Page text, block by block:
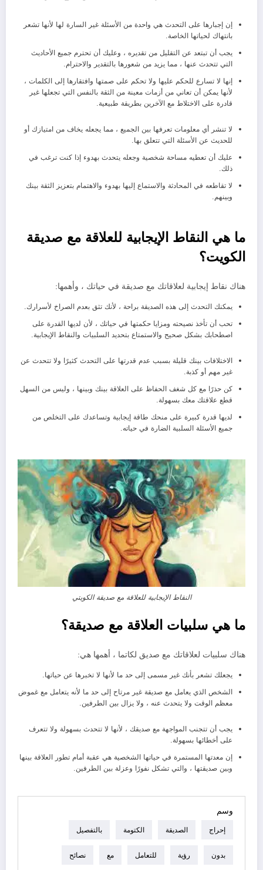
إن إجبارها على التحدث هي واحدة من الأسئلة غير السارة لها لأنها تشعر
بانتهاك لحياتها الخاصة.
يجب أن تبتعد عن التقليل من تقديره ، وعليك أن تحترم جميع الأحاديث
التي تتحدث عنها ، مما يزيد من شعورها بالتقدير والاحترام.
إنها لا تسارع للحكم عليها ولا تحكم على صمتها وافتقارها إلى الكلمات ،
لأنها يمكن أن تعاني من أزمات معينة من الثقة بالنفس التي تجعلها غير
قادرة على الاختلاط مع الآخرين بطريقة طبيعية.
لا تنشر أي معلومات تعرفها بين الجميع ، مما يجعله يخاف من امتيازك أو
للحديث عن الأسئلة التي تتعلق بها.
عليك أن تعطيه مساحة شخصية وجعله يتحدث بهدوء إذا كنت ترغب في
ذلك.
لا تقاطعه في المحادثة والاستماع إليها بهدوء والاهتمام بتعزيز الثقة بينك
وبينهم.
ما هي النقاط الإيجابية للعلاقة مع صديقة
الكويت؟
هناك نقاط إيجابية لعلاقاتك مع صديقة في حياتك ، وأهمها:
يمكنك التحدث إلى هذه الصديقة براحة ، لأنك تثق بعدم الصراخ لأسرارك.
تحب أن تأخذ نصيحته ومزايا حكمتها في حياتك ، لأن لديها القدرة على
اصطحابك بشكل صحيح والاستمتاع بتحديد السلبيات والنقاط الإيجابية.
الاختلافات بينك قليلة بسبب عدم قدرتها على التحدث كثيرًا ولا تتحدث عن
غير مهم أو كذبة.
كن حذرًا مع كل شغف الحفاظ على العلاقة بينك وبينها ، وليس من السهل
قطع علاقتك معك بسهولة.
لديها قدرة كبيرة على منحك طاقة إيجابية وتساعدك على التخلص من
جميع الأسئلة السلبية الضارة في حياته.
النقاط الإيجابية للعلاقة مع صديقة الكويتي
ما هي سلبيات العلاقة مع صديقة؟
هناك سلبيات لعلاقاتك مع صديق لكاتما ، أهمها هي:
يجعلك تشعر بأنك غير مسمى إلى حد ما لأنها لا تخبرها عن حياتها.
الشخص الذي يعامل مع صديقة غير مرتاح إلى حد ما لأنه يتعامل مع غموض
معظم الوقت ولا يتحدث عنه ، ولا يزال بين الطرفين.
يجب أن تتجنب المواجهة مع صديقك ، لأنها لا تتحدث بسهولة ولا تتعرف
على أخطائها بسهولة.
إن معدتها المستمرة في حياتها الشخصية هي عقبة أمام تطور العلاقة بينها
وبين صديقتها ، والتي تشكل نفورًا وعزلة بين الطرفين.
وسم
إحراج الصديقة الكتومة بالتفصيل
بدون رؤية للتعامل مع نصائح